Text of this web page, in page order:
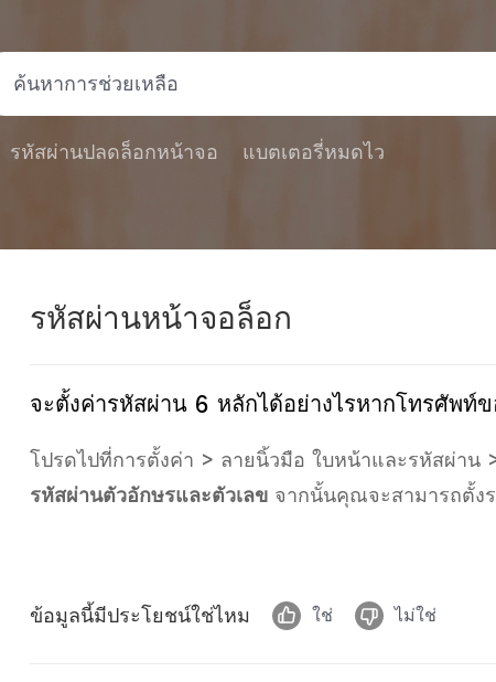
รหัสผ่านปลดล็อกหน้าจอ แบตเตอรี่หมดไว
รหัสผ่านหน้าจอล็อก
จะตั้งค่ารหัสผ่าน 6 หลักได้อย่างไรหากโทรศัพท์
โปรดไปที่การตั้งค่า > ลายนิ้วมือ ใบหน้าและรหัสผ่าน
รหัสผ่านตัวอักษรและตัวเลข จากนั้นคุณจะสามารถตั้ง
ข้อมูลนี้มีประโยชน์ใช่ไหม ใช่ ไม่ใช่